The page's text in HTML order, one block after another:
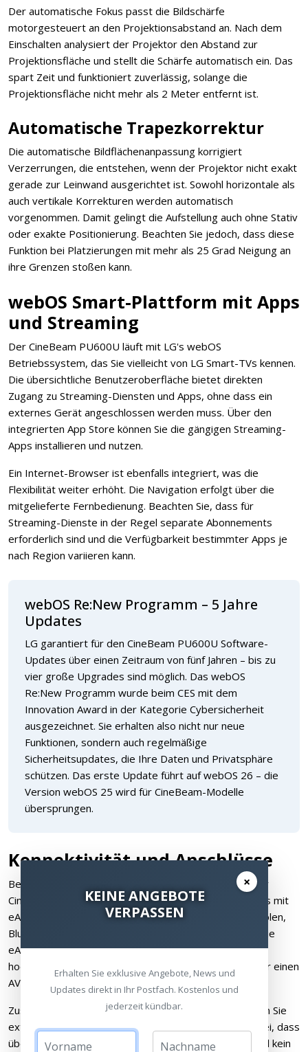
Der automatische Fokus passt die Bildschärfe
motorgesteuert an den Projektionsabstand an. Nach dem
Einschalten analysiert der Projektor den Abstand zur
Projektionsfläche und stellt die Schärfe automatisch ein. Das
spart Zeit und funktioniert zuverlässig, solange die
Projektionsfläche nicht mehr als 2 Meter entfernt ist.
Automatische Trapezkorrektur
Die automatische Bildflächenanpassung korrigiert
Verzerrungen, die entstehen, wenn der Projektor nicht exakt
gerade zur Leinwand ausgerichtet ist. Sowohl horizontale als
auch vertikale Korrekturen werden automatisch
vorgenommen. Damit gelingt die Aufstellung auch ohne Stativ
oder exakte Positionierung. Beachten Sie jedoch, dass diese
Funktion bei Platzierungen mit mehr als 25 Grad Neigung an
ihre Grenzen stoßen kann.
webOS Smart-Plattform mit Apps
und Streaming
Der CineBeam PU600U läuft mit LG's webOS
Betriebssystem, das Sie vielleicht von LG Smart-TVs kennen.
Die übersichtliche Benutzeroberfläche bietet direkten
Zugang zu Streaming-Diensten und Apps, ohne dass ein
externes Gerät angeschlossen werden muss. Über den
integrierten App Store können Sie die gängigen Streaming-
Apps installieren und nutzen.
Ein Internet-Browser ist ebenfalls integriert, was die
Flexibilität weiter erhöht. Die Navigation erfolgt über die
mitgelieferte Fernbedienung. Beachten Sie, dass für
Streaming-Dienste in der Regel separate Abonnements
erforderlich sind und die Verfügbarkeit bestimmter Apps je
nach Region variieren kann.
webOS Re:New Programm – 5 Jahre
Updates
LG garantiert für den CineBeam PU600U Software-
Updates über einen Zeitraum von fünf Jahren – bis zu
vier große Upgrades sind möglich. Das webOS
Re:New Programm wurde beim CES mit dem
Innovation Award in der Kategorie Cybersicherheit
ausgezeichnet. Sie erhalten also nicht nur neue
Funktionen, sondern auch regelmäßige
Sicherheitsupdates, die Ihre Daten und Privatsphäre
schützen. Das erste Update führt auf webOS 26 – die
Version webOS 25 wird für CineBeam-Modelle
übersprungen.
Konnektivität und Anschlüsse
Bei den Anschlüssen setzt LG auf das Wesentliche. Der
CineBeam PU600U verfügt über einen HDMI-Anschluss mit
eARC-Unterstützung, der die Verbindung zu Spielkonsolen,
Blu-ray-Playern oder Streaming-Geräten ermöglicht. Die
eARC-Funktion erlaubt zudem die Durchschleifung von
hochauflösendem Audio an eine externe Soundbar oder einen
AV-Receiver.
Zusätzlich ist ein USB-C-Anschluss vorhanden, über den Sie
externe Geräte anschließen können. Beachten Sie dabei, dass
über USB-C maximal 4K bei 30 Hz unterstützt wird und kein
×
KEINE ANGEBOTE
VERPASSEN
Erhalten Sie exklusive Angebote, News und
Updates direkt in Ihr Postfach. Kostenlos und
jederzeit kündbar.